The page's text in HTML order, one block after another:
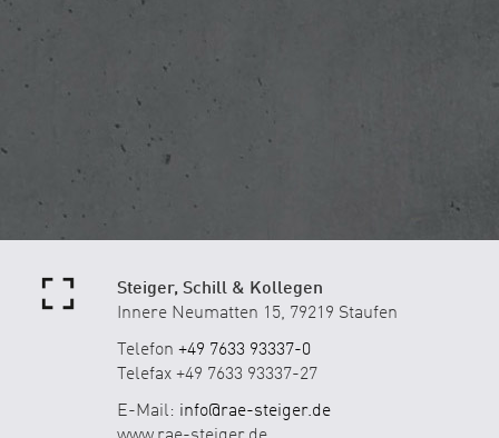
Steiger, Schill & Kollegen
Innere Neumatten 15, 79219 Staufen
Telefon +49 7633 93337-0
Telefax +49 7633 93337-27
E-Mail: info@rae-steiger.de